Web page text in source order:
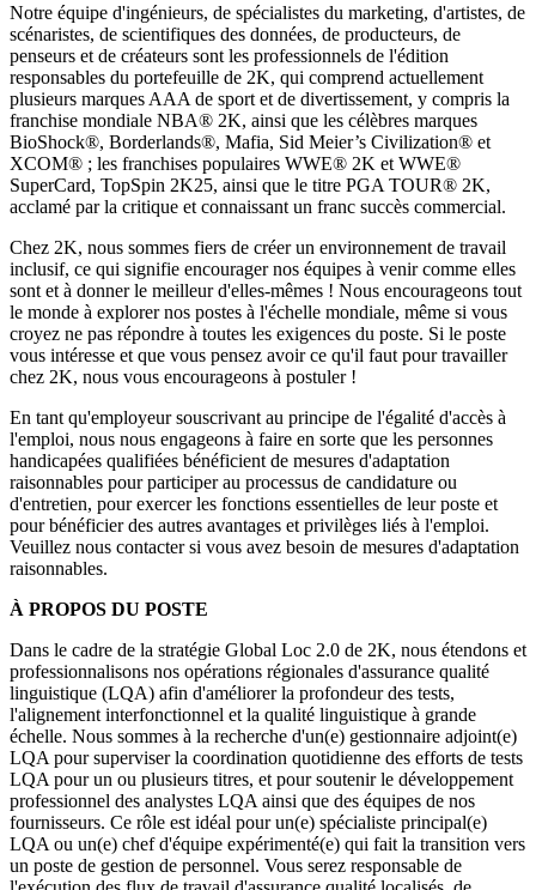
Notre équipe d'ingénieurs, de spécialistes du marketing, d'artistes, de
scénaristes, de scientifiques des données, de producteurs, de
penseurs et de créateurs sont les professionnels de l'édition
responsables du portefeuille de 2K, qui comprend actuellement
plusieurs marques AAA de sport et de divertissement, y compris la
franchise mondiale NBA®️ 2K, ainsi que les célèbres marques
BioShock®️, Borderlands®️, Mafia, Sid Meier’s Civilization®️ et
XCOM®️ ; les franchises populaires WWE®️ 2K et WWE®️
SuperCard, TopSpin 2K25, ainsi que le titre PGA TOUR®️ 2K,
acclamé par la critique et connaissant un franc succès commercial.
Chez 2K, nous sommes fiers de créer un environnement de travail
inclusif, ce qui signifie encourager nos équipes à venir comme elles
sont et à donner le meilleur d'elles-mêmes ! Nous encourageons tout
le monde à explorer nos postes à l'échelle mondiale, même si vous
croyez ne pas répondre à toutes les exigences du poste. Si le poste
vous intéresse et que vous pensez avoir ce qu'il faut pour travailler
chez 2K, nous vous encourageons à postuler !
En tant qu'employeur souscrivant au principe de l'égalité d'accès à
l'emploi, nous nous engageons à faire en sorte que les personnes
handicapées qualifiées bénéficient de mesures d'adaptation
raisonnables pour participer au processus de candidature ou
d'entretien, pour exercer les fonctions essentielles de leur poste et
pour bénéficier des autres avantages et privilèges liés à l'emploi.
Veuillez nous contacter si vous avez besoin de mesures d'adaptation
raisonnables.
À PROPOS DU POSTE
Dans le cadre de la stratégie Global Loc 2.0 de 2K, nous étendons et
professionnalisons nos opérations régionales d'assurance qualité
linguistique (LQA) afin d'améliorer la profondeur des tests,
l'alignement interfonctionnel et la qualité linguistique à grande
échelle. Nous sommes à la recherche d'un(e) gestionnaire adjoint(e)
LQA pour superviser la coordination quotidienne des efforts de tests
LQA pour un ou plusieurs titres, et pour soutenir le développement
professionnel des analystes LQA ainsi que des équipes de nos
fournisseurs. Ce rôle est idéal pour un(e) spécialiste principal(e)
LQA ou un(e) chef d'équipe expérimenté(e) qui fait la transition vers
un poste de gestion de personnel. Vous serez responsable de